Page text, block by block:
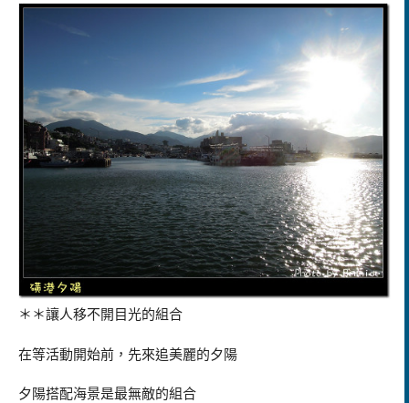
＊＊讓人移不開目光的組合
在等活動開始前，先來追美麗的夕陽
夕陽搭配海景是最無敵的組合